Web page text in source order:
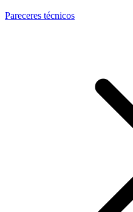
Pareceres técnicos